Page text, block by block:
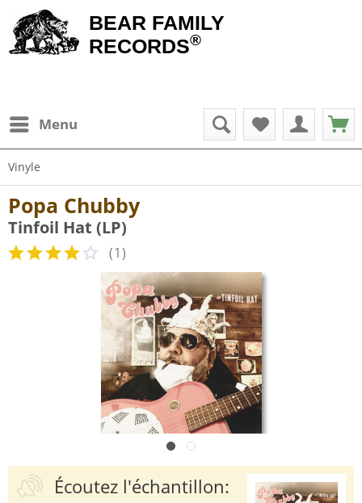
BEAR FAMILY
RECORDS®
Menu
Vinyle
Popa Chubby
Tinfoil Hat (LP)
(1)
Écoutez l'échantillon: